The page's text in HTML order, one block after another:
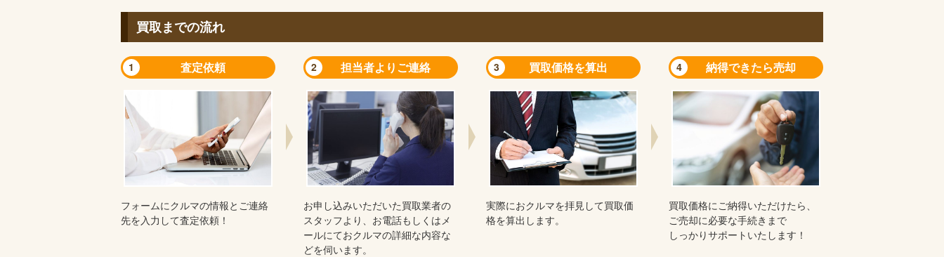
買取までの流れ
1 査定依頼
フォームにクルマの情報とご連絡
先を入力して査定依頼！
2 担当者よりご連絡
お申し込みいただいた買取業者の
スタッフより、お電話もしくはメ
ールにておクルマの詳細な内容な
どを伺います。
3 買取価格を算出
実際におクルマを拝見して買取価
格を算出します。
4 納得できたら売却
買取価格にご納得いただけたら、
ご売却に必要な手続きまで
しっかりサポートいたします！